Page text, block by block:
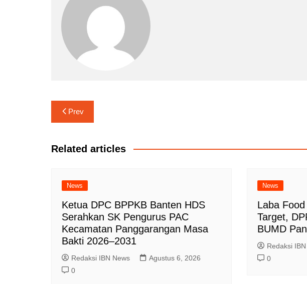
Navigasi
pos
Prev
Related articles
News
Ketua DPC BPPKB Banten HDS
Serahkan SK Pengurus PAC
Kecamatan Panggarangan Masa
Bakti 2026–2031
Redaksi IBN News
Agustus 6, 2026
0
News
Laba
Target,
BUMD
Redaksi
0